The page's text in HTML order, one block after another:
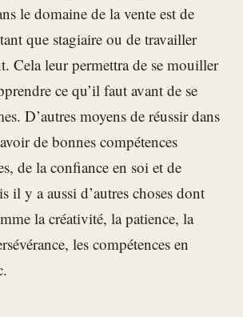
le domaine de la vente est de
que stagiaire ou de travailler
Cela leur permettra de se mouiller
ce qu’il faut avant de se
D’autres moyens de réussir dans
de bonnes compétences
de la confiance en soi et de
il y a aussi d’autres choses dont
la créativité, la patience, la
les compétences en